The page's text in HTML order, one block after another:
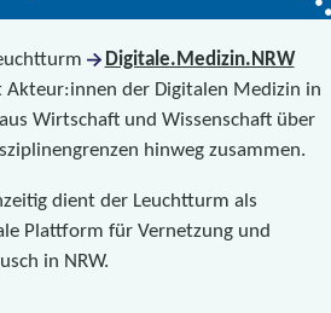
Digitale.Medizin.NRW
Akteur:innen der Digitalen Medizin in
Wirtschaft und Wissenschaft über
hinweg zusammen.
dient der Leuchtturm als
Plattform für Vernetzung und
in NRW.